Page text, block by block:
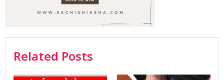
Related Posts